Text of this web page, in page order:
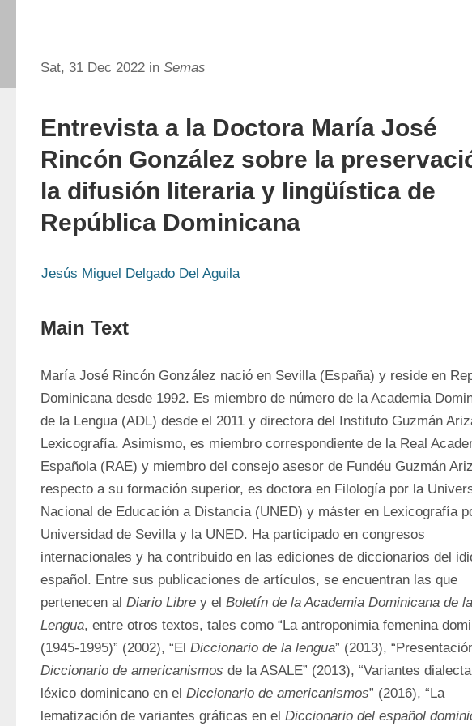
Sat, 31 Dec 2022 in Semas
Entrevista a la Doctora María José
Rincón González sobre la
la difusión literaria y lingüística de
República Dominicana
Jesús Miguel Delgado Del Aguila
Main Text
María José Rincón González nació en Sevilla (España) y reside en
Dominicana desde 1992. Es miembro de número de la Academia
de la Lengua (ADL) desde el 2011 y directora del Instituto Guzmán
Lexicografía. Asimismo, es miembro correspondiente de la Real
Española (RAE) y miembro del consejo asesor de Fundéu Guzmán
respecto a su formación superior, es doctora en Filología por la
Nacional de Educación a Distancia (UNED) y máster en Lexicografía
Universidad de Sevilla y la UNED. Ha participado en congresos
internacionales y ha contribuido en las ediciones de diccionarios del
español. Entre sus publicaciones de artículos, se encuentran las que
pertenecen al Diario Libre y el Boletín de la Academia Dominicana de la
Lengua, entre otros textos, tales como “La antroponimia femenina
(1945-1995)” (2002), “El Diccionario de la lengua
Diccionario de americanismos de la ASALE” (2013), “Variantes
léxico dominicano en el Diccionario de americanismos” (2016), “La
lematización de variantes gráficas en el Diccionario del español